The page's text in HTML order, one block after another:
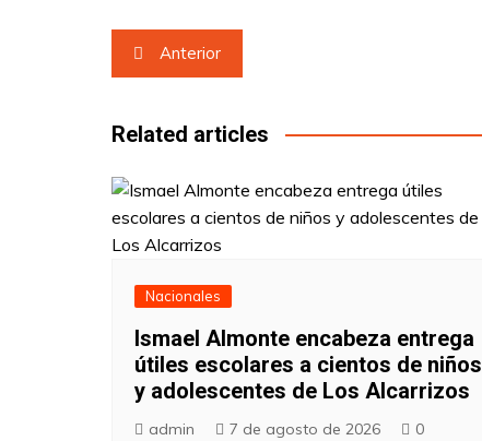
Navegación
de
entradas
Anterior
Related articles
Nacionales
Ismael Almonte encabeza entrega
útiles escolares a cientos de niños
y adolescentes de Los Alcarrizos
admin 7 de agosto de 2026 0